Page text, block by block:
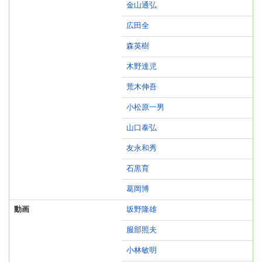
金山通弘
広田全
森英樹
木野達児
荒木伸吾
小松原一男
山口泰弘
友永和秀
石黒育
葛岡博
動画 坂野隆雄
服部照夫
小林敏明